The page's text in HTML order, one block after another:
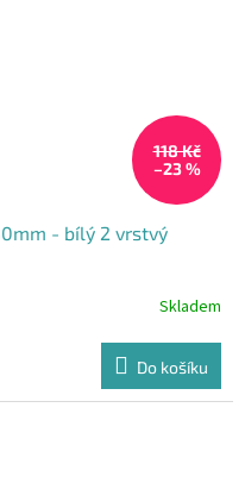
118 Kč
–23 %
- bílý 2 vrstvý
Skladem
Do košíku